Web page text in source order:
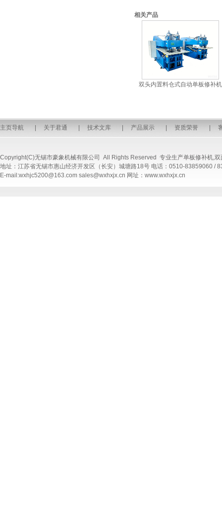
相关产品
双头内置料仓式自动单板修补机
主页导航 关于君通 技术文库 产品展示 资质荣誉
Copyright(C)无锡市豪象机械有限公司 All Rights Reserved 专业生产单板修补机,双
地址：江苏省无锡市惠山经济开发区（长安）城塘路18号 电话：0510-83859060
E-mail:wxhjc5200@163.com sales@wxhxjx.cn 网址：www.wxhxjx.cn